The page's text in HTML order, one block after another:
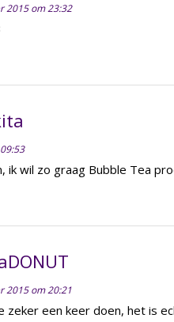
2015 om 23:32
ik wil zo graag Bubble Tea
2015 om 20:21
zeker een keer doen, het is